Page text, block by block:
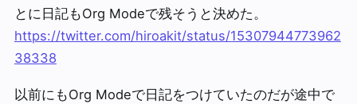
とに日記もOrg Modeで残そうと決めた。
https://twitter.com/hiroakit/status/15307944773962
38338
以前にもOrg Modeで日記をつけていたのだが途中で